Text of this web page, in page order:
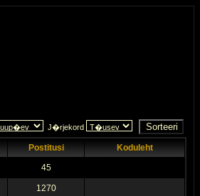
J�rjekord
Postitusi
Koduleht
45
1270